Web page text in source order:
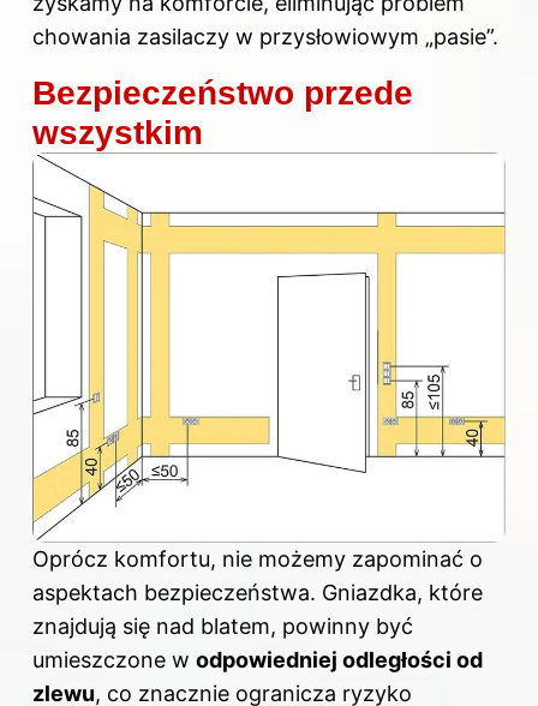
chowania zasilaczy w przysłowiowym „pasie”.
Bezpieczeństwo przede
wszystkim
Oprócz komfortu, nie możemy zapominać o
aspektach bezpieczeństwa. Gniazdka, które
znajdują się nad blatem, powinny być
umieszczone w odpowiedniej odległości od
zlewu, co znacznie ogranicza ryzyko